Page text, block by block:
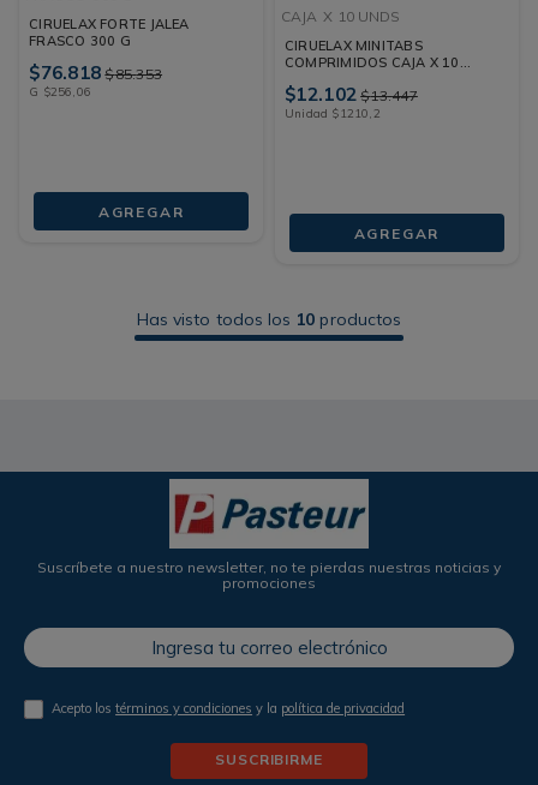
CIRUELAX FORTE JALEA
FRASCO 300 G
$76.818 $85.353
G $256,06
AGREGAR
CAJA X 10 UNDS
CIRUELAX MINITABS
COMPRIMIDOS CAJA X 10
$12.102 $13.447
Unidad $1210,2
AGREGAR
Has visto todos los 10 productos
Suscríbete a nuestro newsletter, no te pierdas nuestras noticias y
promociones
Acepto lostérminos y condiciones y la política de privacidad
SUSCRIBIRME